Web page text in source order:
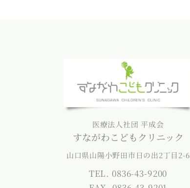
医療法人社団 平成会
すながわこどもクリニック
山口県山陽小野田市日の出2丁目2-6
TEL. 0836-43-9200